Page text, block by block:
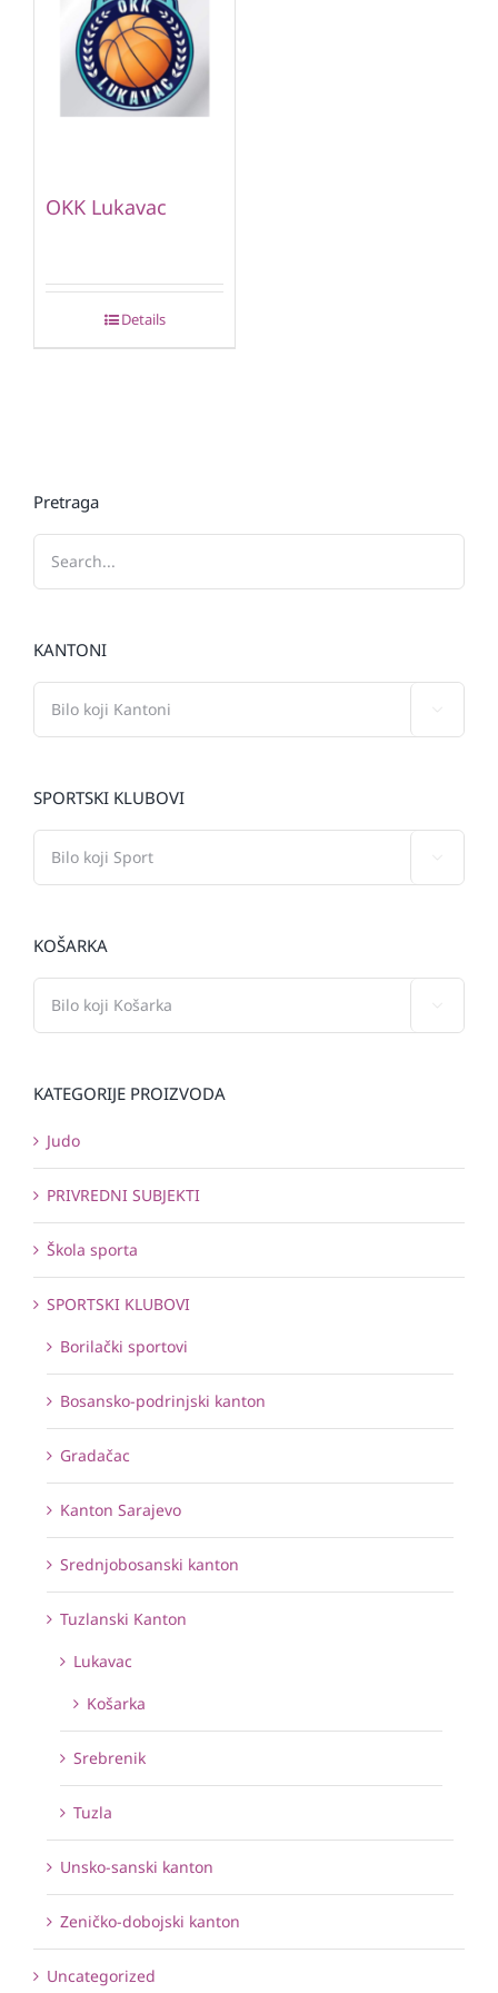
OKK Lukavac
Details
Pretraga
KANTONI
SPORTSKI KLUBOVI
KOŠARKA
KATEGORIJE PROIZVODA
Judo
PRIVREDNI SUBJEKTI
Škola sporta
SPORTSKI KLUBOVI
Borilački sportovi
Bosansko-podrinjski kanton
Gradačac
Kanton Sarajevo
Srednjobosanski kanton
Tuzlanski Kanton
Lukavac
Košarka
Srebrenik
Tuzla
Unsko-sanski kanton
Zeničko-dobojski kanton
Uncategorized